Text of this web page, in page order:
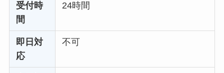
受付時
間
24時間
即日対
応
不可